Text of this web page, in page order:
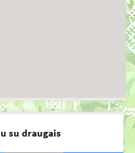
su draugais